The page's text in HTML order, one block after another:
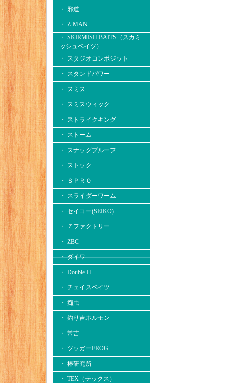
・ 邪道
・ Z-MAN
・ SKIRMISH BAITS（スカミ
ッシュベイツ）
・ スタジオコンポジット
・ スタンドパワー
・ スミス
・ スミスウィック
・ ストライクキング
・ ストーム
・ スナッグプルーフ
・ ストック
・ ＳＰＲＯ
・ スライダーワーム
・ セイコー(SEIKO)
・ Ｚファクトリー
・ ZBC
・ ダイワ
・ Double.H
・ チェイスベイツ
・ 痴虫
・ 釣り吉ホルモン
・ 常吉
・ ツッガーFROG
・ 椿研究所
・ TEX（テックス）